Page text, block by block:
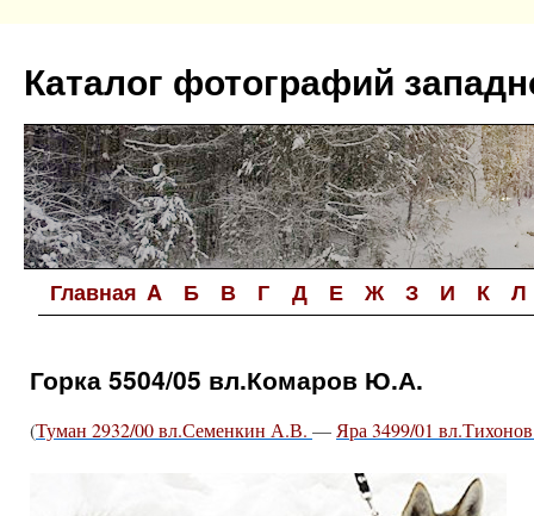
содержимому
Каталог фотографий
Главная A Б В Г Д Е Ж З И К Л
Горка 5504/05 вл.Комаров Ю.А.
(Туман 2932/00 вл.Семенкин А.В. — Яра 3499/01